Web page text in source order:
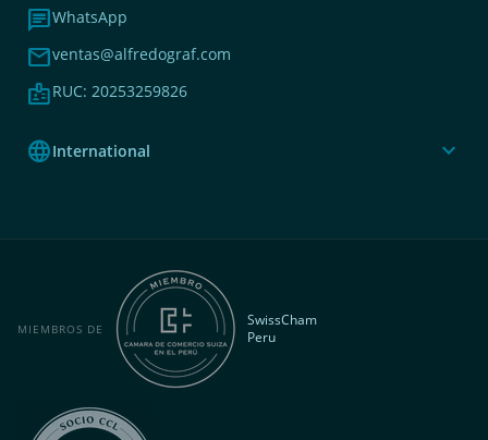
chatWhatsApp
mailventas@alfredograf.com
badgeRUC: 20253259826
languageInternational expand_more
MIEMBROS DE
SwissCham
Peru